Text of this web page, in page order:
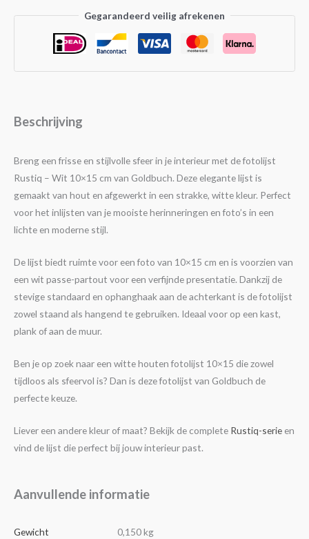
Gegarandeerd veilig afrekenen
Beschrijving
Breng een frisse en stijlvolle sfeer in je interieur met de fotolijst
Rustiq – Wit 10×15 cm van Goldbuch. Deze elegante lijst is
gemaakt van hout en afgewerkt in een strakke, witte kleur. Perfect
voor het inlijsten van je mooiste herinneringen en foto’s in een
lichte en moderne stijl.
De lijst biedt ruimte voor een foto van 10×15 cm en is voorzien van
een wit passe-partout voor een verfijnde presentatie. Dankzij de
stevige standaard en ophanghaak aan de achterkant is de fotolijst
zowel staand als hangend te gebruiken. Ideaal voor op een kast,
plank of aan de muur.
Ben je op zoek naar een witte houten fotolijst 10×15 die zowel
tijdloos als sfeervol is? Dan is deze fotolijst van Goldbuch de
perfecte keuze.
Liever een andere kleur of maat? Bekijk de complete Rustiq-serie en
vind de lijst die perfect bij jouw interieur past.
Aanvullende informatie
Gewicht 0,150 kg